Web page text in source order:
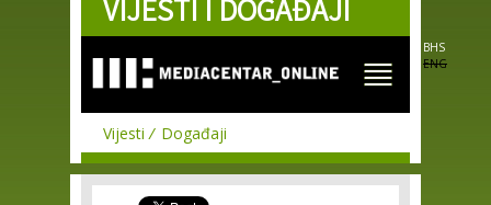
Skip to
main
VIJESTI I DOGAĐAJI
BHS
ENG
Vijesti Događaji